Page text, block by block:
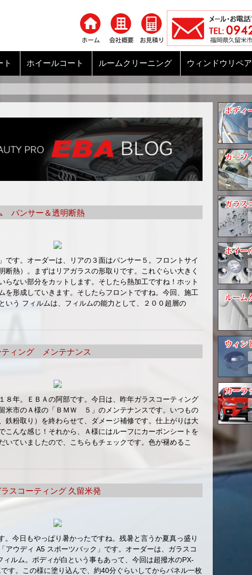
ト ホイールコート ルームクリーニング ウィンドウリペア
パンサー＆透明断熱
です。オーダーは、リアの３面はパンサー５。フロントサイ
断熱）。まずはリアガラスの形取りです。これぐらい大きく
らない部分をカットします。そしたら熱加工ですね！ホット
を形成していきます。そしたらフロントですね。今回、施工
いう フィルムは、フィルムの能力として、２００超層の
ティング メンテナンス
８年。ＥＢＡの阿部です。今日は、昨年ガラスコーティング
米市のＡ様の「ＢＭＷ ５」のメンテナンスです。いつもの
鉄粉取り）を終わらせて、ダメージ補修です。仕上がりは大
こんな感じ！それから、Ａ様にはルーフにカーボンシートを
いていましたので、こちらもチェックです。色が褪めるこ
スコーティング 久留米発
。今日もやっぱり暑かったですね。残暑と言うか夏真っ盛り
アウディ A5 スポーツバック」です。オーダーは、ガラスコ
ィルム。ボディが白という事もあって、今回は超撥水のPX-
す。この様に塗り込んで、約40分ぐらいしてからパネル一枚